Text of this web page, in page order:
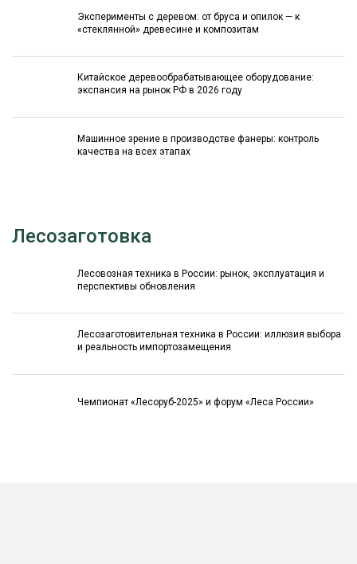
Эксперименты с деревом: от бруса и опилок — к
«стеклянной» древесине и композитам
Китайское деревообрабатывающее оборудование:
экспансия на рынок РФ в 2026 году
Машинное зрение в производстве фанеры: контроль
качества на всех этапах
Лесозаготовка
Лесовозная техника в России: рынок, эксплуатация и
перспективы обновления
Лесозаготовительная техника в России: иллюзия выбора
и реальность импортозамещения
Чемпионат «Лесоруб-2025» и форум «Леса России»